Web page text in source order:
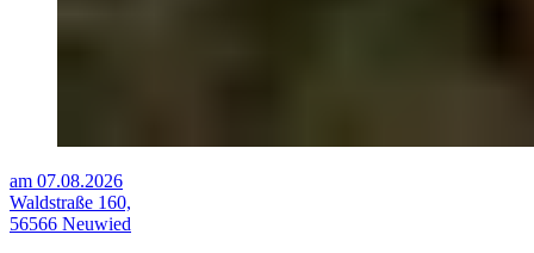
am 07.08.2026
Waldstraße 160,
56566 Neuwied